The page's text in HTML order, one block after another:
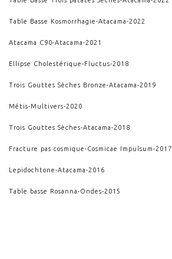
Table Basse Kosmorrhagie-Atacama-2022
Atacama C90-Atacama-2021
Ellipse Cholestérique-Fluctus-2018
Trois Gouttes Sèches Bronze-Atacama-2019
Métis-Multivers-2020
Trois Gouttes Sèches-Atacama-2018
Fracture pas cosmique-Cosmicae Impulsum-2017
Lepidochtone-Atacama-2016
Table basse Rosanna-Ondes-2015